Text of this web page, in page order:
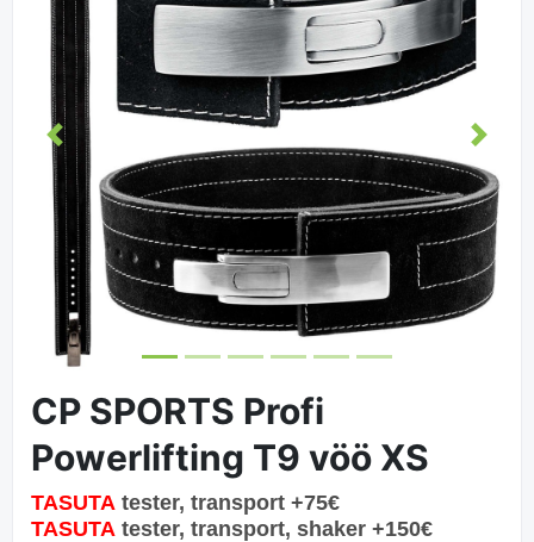
Eelmine
CP SPORTS Profi
Powerlifting T9 vöö XS
TASUTA tester, transport +75€
TASUTA tester, transport, shaker +150€